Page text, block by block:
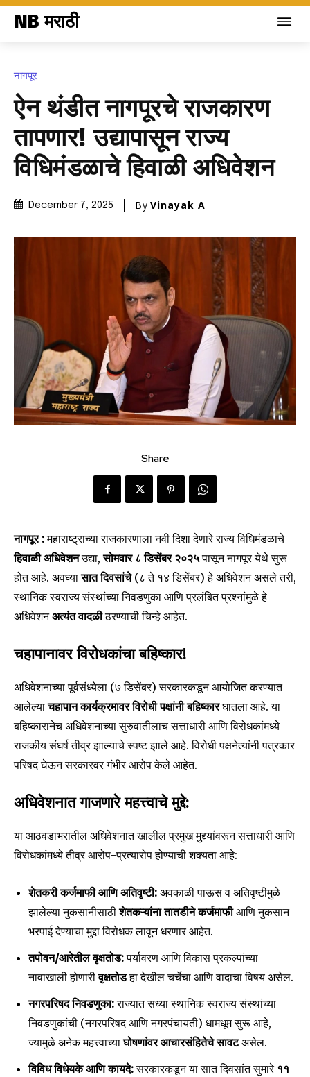
NB मराठी
नागपूर
ऐन थंडीत नागपूरचे राजकारण
तापणार! उद्यापासून राज्य
विधिमंडळाचे हिवाळी अधिवेशन
December 7, 2025 By Vinayak A
Share
नागपूर :महाराष्ट्राच्या राजकारणाला नवी दिशा देणारे राज्य विधिमंडळाचे
हिवाळी अधिवेशनउद्या,सोमवार ८ डिसेंबर २०२५पासून नागपूर येथे सुरू
होत आहे. अवघ्यासात दिवसांचे(८ ते १४ डिसेंबर) हे अधिवेशन असले तरी,
स्थानिक स्वराज्य संस्थांच्या निवडणुका आणि प्रलंबित प्रश्नांमुळे हे
अधिवेशनअत्यंत वादळीठरण्याची चिन्हे आहेत.
चहापानावर विरोधकांचा बहिष्कार!
अधिवेशनाच्या पूर्वसंध्येला (७ डिसेंबर) सरकारकडून आयोजित करण्यात
आलेल्याचहापान कार्यक्रमावर विरोधी पक्षांनी बहिष्कारघातला आहे. या
बहिष्कारानेच अधिवेशनाच्या सुरुवातीलाच सत्ताधारी आणि विरोधकांमध्ये
राजकीय संघर्ष तीव्र झाल्याचे स्पष्ट झाले आहे. विरोधी पक्षनेत्यांनी पत्रकार
परिषद घेऊन सरकारवर गंभीर आरोप केले आहेत.
अधिवेशनात गाजणारे महत्त्वाचे मुद्दे:
या आठवडाभरातील अधिवेशनात खालील प्रमुख मुद्द्यांवरून सत्ताधारी आणि
विरोधकांमध्ये तीव्र आरोप-प्रत्यारोप होण्याची शक्यता आहे:
शेतकरी कर्जमाफी आणि अतिवृष्टी: अवकाळी पाऊस व अतिवृष्टीमुळे
झालेल्या नुकसानीसाठीशेतकऱ्यांना तातडीने कर्जमाफीआणि नुकसान
भरपाई देण्याचा मुद्दा विरोधक लावून धरणार आहेत.
तपोवन/आरेतील वृक्षतोड:पर्यावरण आणि विकास प्रकल्पांच्या
नावाखाली होणारीवृक्षतोडहा देखील चर्चेचा आणि वादाचा विषय असेल.
नगरपरिषद निवडणुका:राज्यात सध्या स्थानिक स्वराज्य संस्थांच्या
निवडणुकांची (नगरपरिषद आणि नगरपंचायती) धामधूम सुरू आहे,
ज्यामुळे अनेक महत्त्वाच्याघोषणांवर आचारसंहितेचे सावटअसेल.
विविध विधेयके आणि कायदे:सरकारकडून या सात दिवसांत सुमारे ११